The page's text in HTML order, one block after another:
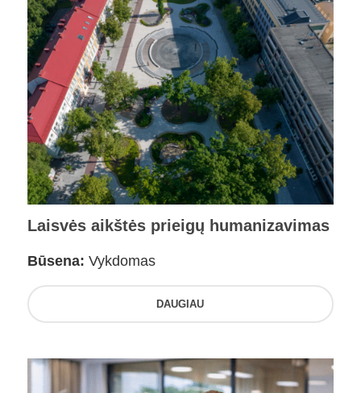
Laisvės aikštės prieigų humanizavimas
Būsena: Vykdomas
DAUGIAU